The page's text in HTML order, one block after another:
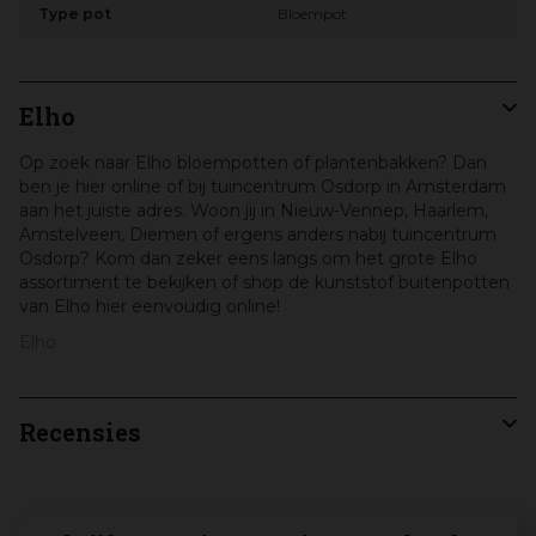
Type pot Bloempot
Elho
Op zoek naar Elho bloempotten of plantenbakken? Dan
ben je hier online of bij tuincentrum Osdorp in Amsterdam
aan het juiste adres. Woon jij in Nieuw-Vennep, Haarlem,
Amstelveen, Diemen of ergens anders nabij tuincentrum
Osdorp? Kom dan zeker eens langs om het grote Elho
assortiment te bekijken of shop de kunststof buitenpotten
van Elho hier eenvoudig online!
Recensies